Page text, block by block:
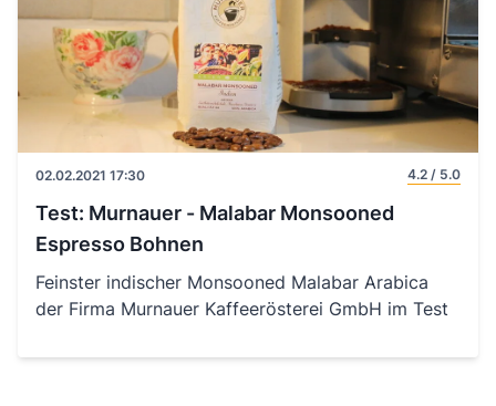
02.02.2021 17:30 4.2 / 5.0
Test: Murnauer - Malabar Monsooned
Espresso Bohnen
Feinster indischer Monsooned Malabar Arabica
der Firma Murnauer Kaffeerösterei GmbH im Test